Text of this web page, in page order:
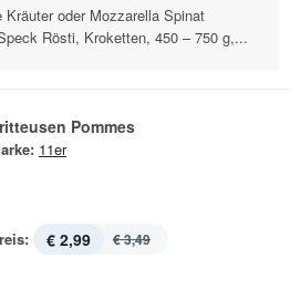
Kräuter oder Mozzarella Spinat
Rösti, Kroketten, 450 – 750 g,...
Pommes
11er
€ 2,99 € 3,49